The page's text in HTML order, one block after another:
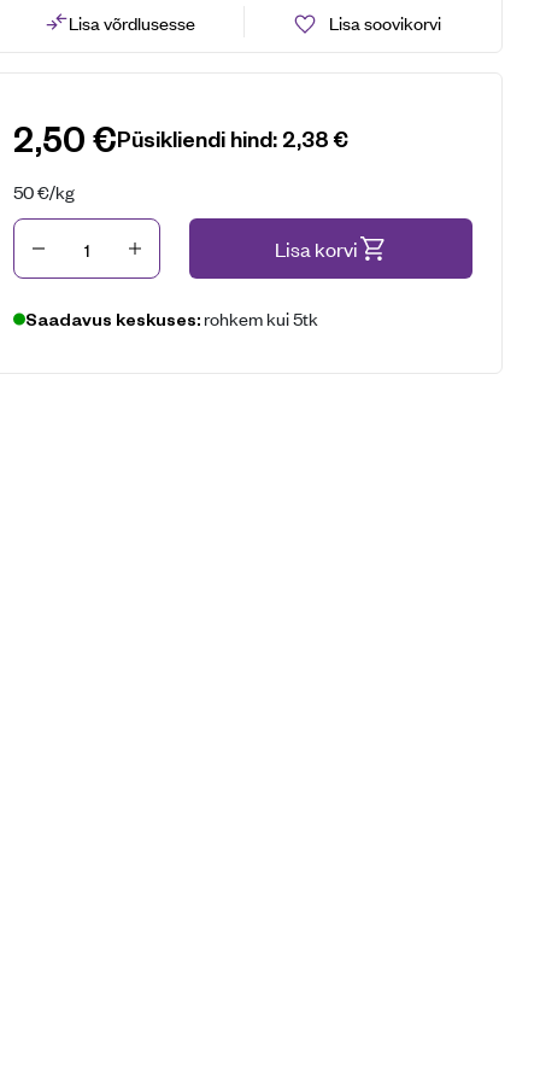
Lisa võrdlusesse Lisa soovikorvi
2,50€Püsikliendi hind: 2,38€
50€/kg
Kogus Lisa korvi
Saadavus keskuses: rohkem kui 5tk